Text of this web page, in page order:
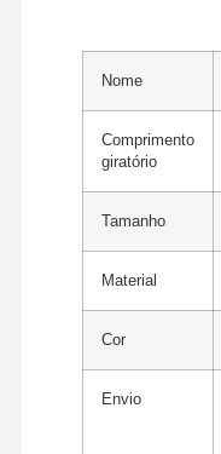
Nome
Comprimento
giratório
Tamanho
Material
Cor
Envio